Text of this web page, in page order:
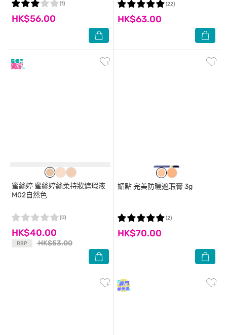
HK$56.00
(1)
HK$63.00
(22)
蜜絲婷 蜜絲婷絲柔持妝遮瑕液
M02自然色
HK$40.00
RRP HK$53.00
(0)
媚點完美防曬遮瑕膏 3g
HK$70.00
(2)